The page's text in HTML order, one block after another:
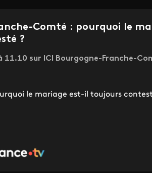
Comté : pourquoi le
?
11.10 sur ICI Bourgogne-Franche-
le mariage est-il toujours